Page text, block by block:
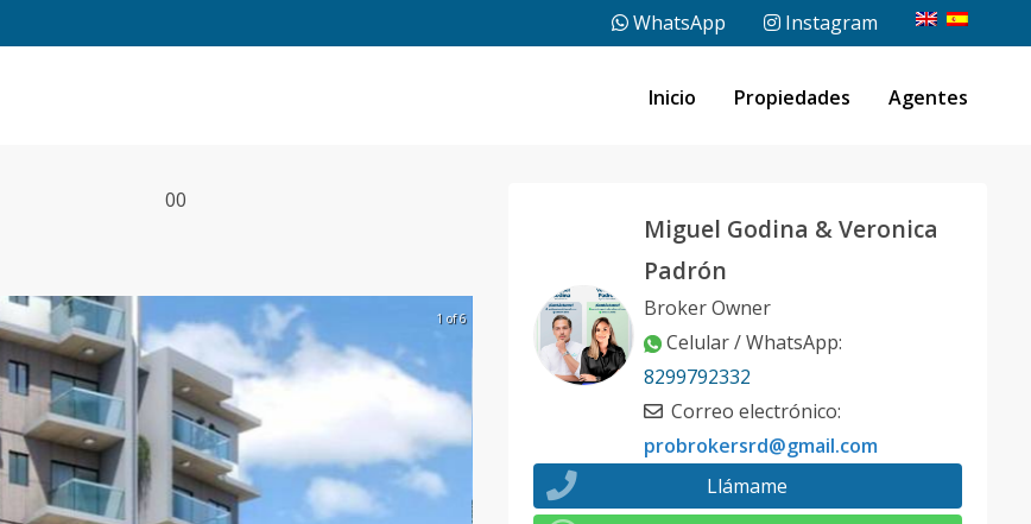
WhatsApp Instagram
Inicio Propiedades Agentes
00
1 of 6
Miguel Godina & Veronica
Padrón
Broker Owner
Celular / WhatsApp:
8299792332
Correo electrónico:
probrokersrd@gmail.com
Llámame